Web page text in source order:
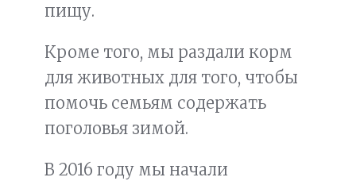
пищу.
Кроме того, мы раздали корм
для животных для того, чтобы
помочь семьям содержать
поголовья зимой.
В 2016 году мы начали